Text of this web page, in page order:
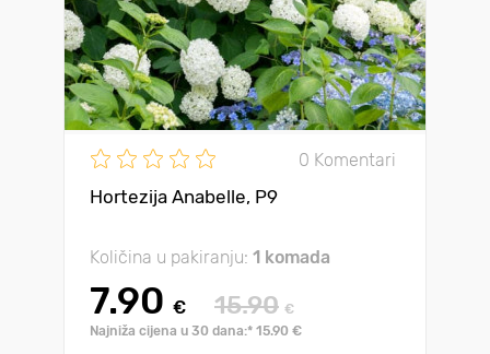
0 Komentari
Hortezija Anabelle, P9
Količina u pakiranju: 1 komada
7.90 € 15.90 €
Najniža cijena u 30 dana:* 15.90 €